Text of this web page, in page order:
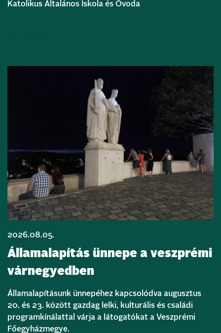
Katolikus Általános Iskola és Óvoda
2026.08.05.
Államalapítás ünnepe a veszprémi
várnegyedben
Államalapításunk ünnepéhez kapcsolódva augusztus
20. és 23. között gazdag lelki, kulturális és családi
programkínálattal várja a látogatókat a Veszprémi
Főegyházmegye.